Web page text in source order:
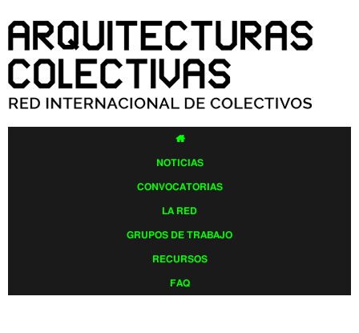
contenido
principal

NOTICIAS
CONVOCATORIAS
LA RED
GRUPOS DE TRABAJO
RECURSOS
FAQ